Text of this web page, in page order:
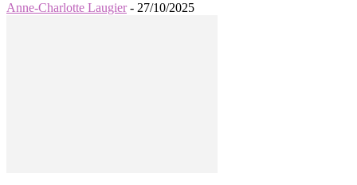
Anne-Charlotte Laugier - 27/10/2025